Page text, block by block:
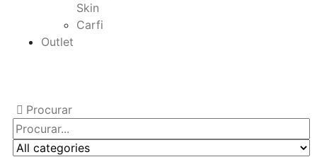
Skin
Carfi
Outlet
Procurar